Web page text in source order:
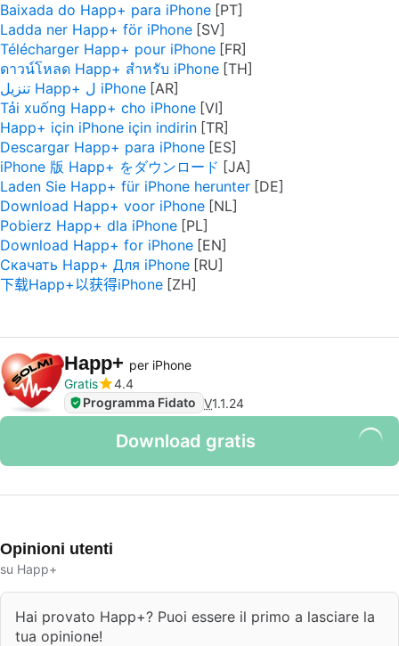
Baixada do Happ+ para iPhone
Ladda ner Happ+ för iPhone
Télécharger Happ+ pour iPhone
ดาวน์โหลด Happ+ สำหรับ iPhone
تنزيل Happ+ ل iPhone
Tải xuống Happ+ cho iPhone
Happ+ için iPhone için indirin
Descargar Happ+ para iPhone
iPhone 版 Happ+ をダウンロード
Laden Sie Happ+ für iPhone herunter
Download Happ+ voor iPhone
Pobierz Happ+ dla iPhone
Download Happ+ for iPhone
Скачать Happ+ Для iPhone
下载Happ+以获得iPhone
Happ+ per iPhone
Gratis
4.4
Programma Fidato V1.1.24
Download gratis
Opinioni utenti
su Happ+
Hai provato Happ+? Puoi essere il primo a lasciare la
tua opinione!